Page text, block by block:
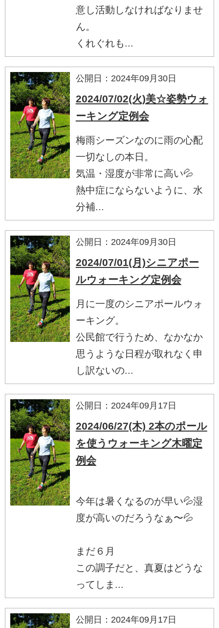
意し活動しなければなりませ
ん。
くれぐれも...
公開日：2024年09月30日
2024/07/02(火)美☆姿勢ウォ
ーキング定例会
梅雨シーズンなのに雨の心配
一切なしの本日。
気温・湿度が非常に高い💦
熱中症にならないように、水
分補...
公開日：2024年09月30日
2024/07/01(月)シニアポー
ルウォーキング定例会
月に一度のシニアポールウォ
ーキング。
公民館で行うため、なかなか
思うような日程が取れなく申
し訳ないの...
公開日：2024年09月17日
2024/06/27(木) 2本のポール
を使うウォーキング木曜定
例会
今年は暑くなるのが早い💦湿
度が高いのだろうなぁ〜💦
まだ６月
この調子だと、真夏はどうな
ってしま...
公開日：2024年09月17日